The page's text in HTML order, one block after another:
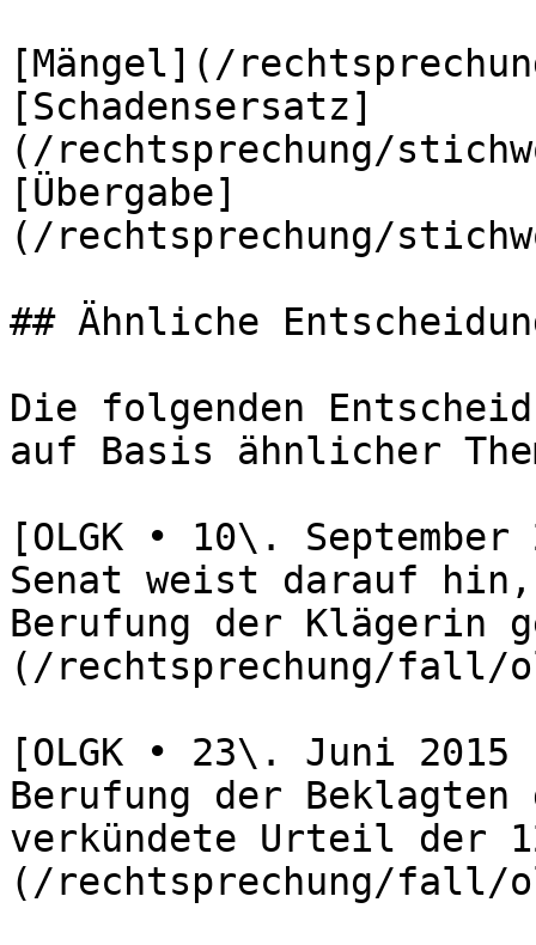
[Mängel](/
[Schadensersatz]
(/rechtsprechung/
[Übergabe]
(/rechtsprechung/
## Ähnliche
Die folgenden
auf Basis ähnlicher
[OLGK • 10\.
Senat weist darauf
Berufung der
(/rechtsprechung/fall/
[OLGK • 23\. Juni
Berufung der Beklagten
verkündete Urteil der
(/rechtsprechung/fall/